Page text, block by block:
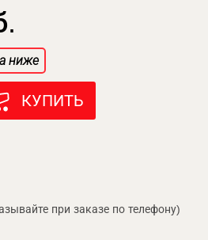
ниже
КУПИТЬ
при заказе по телефону)